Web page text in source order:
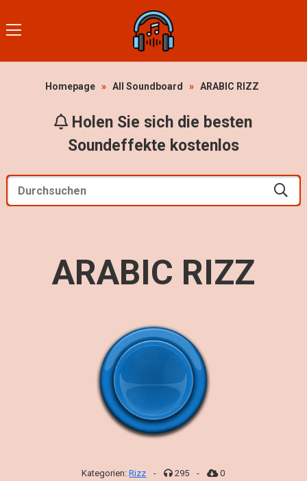
Homepage » All Soundboard » ARABIC RIZZ
Holen Sie sich die besten
Soundeffekte kostenlos
ARABIC RIZZ
Kategorien:Rizz - 295 - 0